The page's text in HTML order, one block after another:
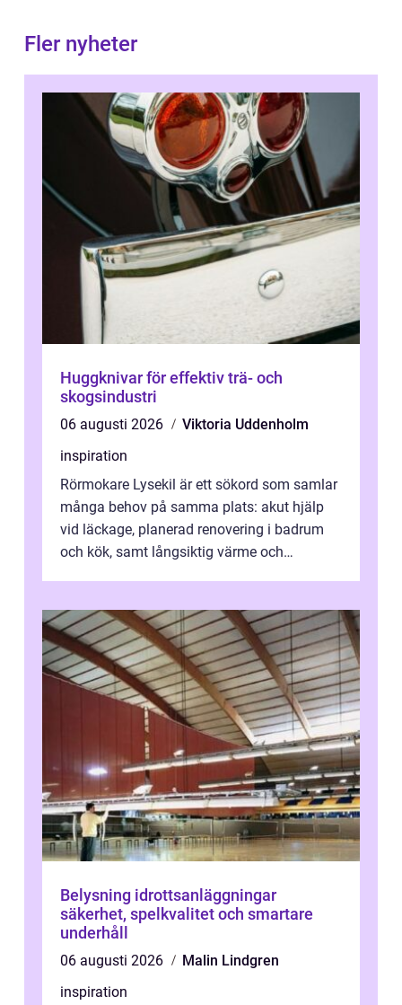
Fler nyheter
Huggknivar för effektiv trä- och
skogsindustri
06 augusti 2026
Viktoria Uddenholm
inspiration
Rörmokare Lysekil är ett sökord som samlar
många behov på samma plats: akut hjälp
vid läckage, planerad renovering i badrum
och kök, samt långsiktig värme och
Belysning idrottsanläggningar
säkerhet, spelkvalitet och smartare
underhåll
06 augusti 2026
Malin Lindgren
inspiration